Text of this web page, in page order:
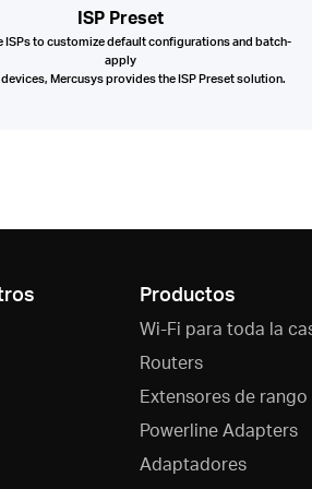
ISP Preset
ISPs to customize default configurations and batch-
apply
Mercusys provides the ISP Preset solution.
Productos
Wi-Fi para toda la
Routers
Extensores de rango
Powerline Adapters
Adaptadores